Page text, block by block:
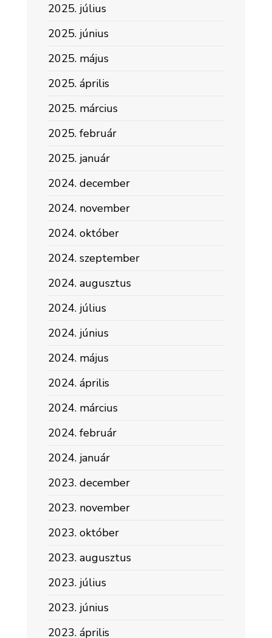
2025. július
2025. június
2025. május
2025. április
2025. március
2025. február
2025. január
2024. december
2024. november
2024. október
2024. szeptember
2024. augusztus
2024. július
2024. június
2024. május
2024. április
2024. március
2024. február
2024. január
2023. december
2023. november
2023. október
2023. augusztus
2023. július
2023. június
2023. április